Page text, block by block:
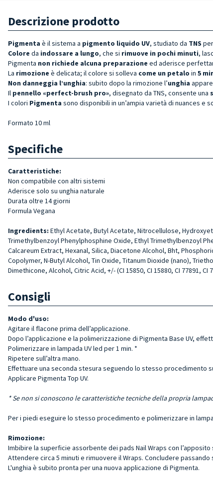
Descrizione prodotto
Pigmenta è il sistema a pigmento liquido UV, studiato da TNS
Colore da indossare a lungo, che si rimuove in pochi minuti,
Pigmenta non richiede alcuna preparazione ed aderisce
La rimozione è delicata; il colore si solleva come un petalo in 5
Non danneggia l’unghia: subito dopo la rimozione l’unghia
Il pennello «perfect-brush pro», disegnato da TNS, consente una
I colori Pigmenta sono disponibili in un’ampia varietà di nuances e
Formato 10 ml
Specifiche
Caratteristiche:
Non compatibile con altri sistemi
Aderisce solo su unghia naturale
Durata oltre 14 giorni
Formula Vegana
Ingredients: Ethyl Acetate, Butyl Acetate, Nitrocellulose,
Trimethylbenzoyl Phenylphosphine Oxide, Ethyl Trimethylbenzoyl
Calcareum Extract, Hexanal, Silica, Diacetone Alcohol, Bht,
Copolymer, N-Butyl Alcohol, Tin Oxide, Titanum Dioxide (nano),
Dimethicone, Alcohol, Citric Acid, +/- (CI 15850, CI 15880, CI 77891, CI
Consigli
Modo d'uso:
Agitare il flacone prima dell’applicazione.
Dopo l’applicazione e la polimerizzazione di Pigmenta Base UV, e
Polimerizzare in lampada UV led per 1 min. *
Ripetere sull’altra mano.
Effettuare una seconda stesura seguendo lo stesso procedimento
Applicare Pigmenta Top UV.
*Se non si conoscono le caratteristiche tecniche della propria
Per i piedi eseguire lo stesso procedimento e polimerizzare in
Rimozione:
Imbibire la superficie assorbente dei pads Nail Wraps con
Attendere circa 5 minuti e rimuovere il Wraps. Concludere
L'unghia è subito pronta per una nuova applicazione di Pigmenta.